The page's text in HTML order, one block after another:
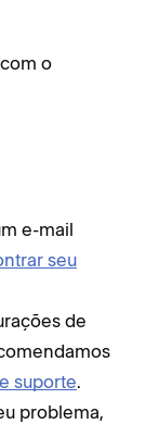
o
e-mail
seu
de
suporte.
problema,